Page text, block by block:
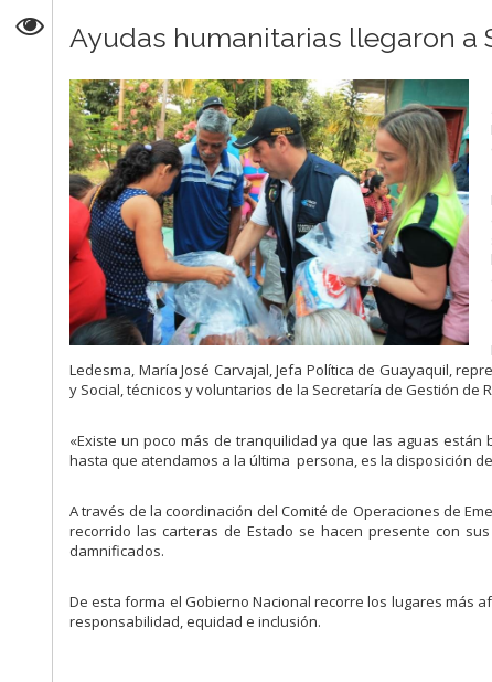
Ayudas humanitarias llegaron a
Ledesma, María José Carvajal, Jefa Política de Guayaquil,
y Social, técnicos y voluntarios de la Secretaría de Gestión de
«Existe un poco más de tranquilidad ya que las aguas
hasta que atendamos a la última persona, es la disposición
A través de la coordinación del Comité de Operaciones de
recorrido las carteras de Estado se hacen presente con
damnificados.
De esta forma el Gobierno Nacional recorre los lugares más
responsabilidad, equidad e inclusión.